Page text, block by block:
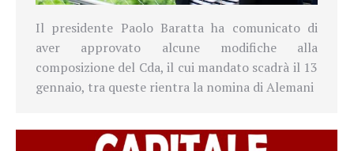
Il presidente Paolo Baratta ha comunicato di
aver approvato alcune modifiche alla
composizione del Cda, il cui mandato scadrà il 13
gennaio, tra queste rientra la nomina di Alemani